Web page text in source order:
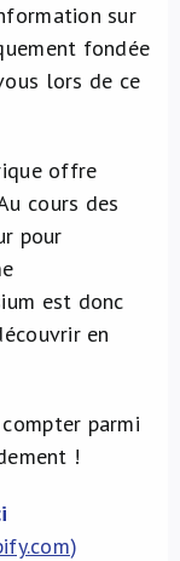
sur
fondée
lors de ce
offre
cours des
pour
est donc
en
parmi
!
)